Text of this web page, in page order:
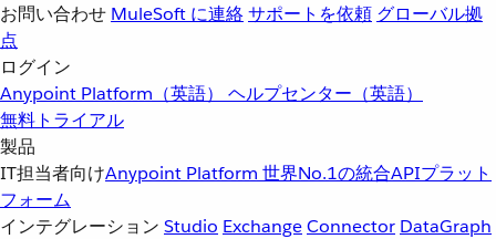
お問い合わせ MuleSoft に連絡サポートを依頼 グローバル拠
点
ログイン
Anypoint Platform（英語） ヘルプセンター（英語）
無料トライアル
製品
IT担当者向けAnypoint Platform 世界No.1の統合APIプラット
フォーム
インテグレーション Studio ExchangeConnector DataGraph